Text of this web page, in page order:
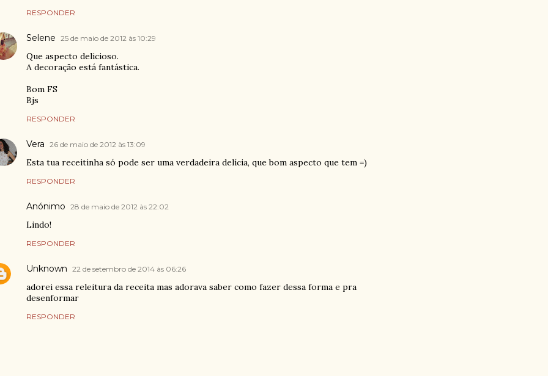
RESPONDER
Selene 25 de maio de 2012 às 10:29
Que aspecto delicioso.
A decoração está fantástica.
Bom FS
Bjs
RESPONDER
Vera 26 de maio de 2012 às 13:09
Esta tua receitinha só pode ser uma verdadeira delícia, que bom aspecto que tem =)
RESPONDER
Anónimo 28 de maio de 2012 às 22:02
Lindo!
RESPONDER
Unknown 22 de setembro de 2014 às 06:26
adorei essa releitura da receita mas adorava saber como fazer dessa forma e pra
desenformar
RESPONDER